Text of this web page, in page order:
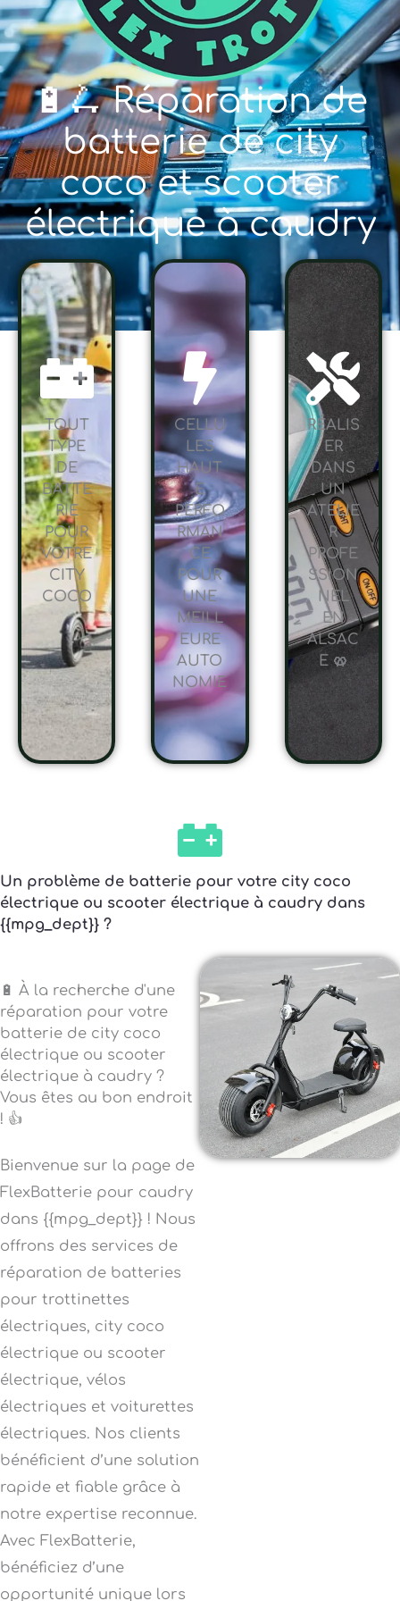
🔋🛴 Réparation de
batterie de city
coco et scooter
électrique à caudry
TOUT
TYPE
DE
BATTE
RIE
POUR
VOTRE
CITY
COCO
CELLU
LES
HAUT
E
PERFO
RMAN
CE
POUR
UNE
MEILL
EURE
AUTO
NOMIE
RÉALIS
ER
DANS
UN
ATELIE
R
PROFE
SSION
NEL
EN
ALSAC
E 🥨
Un problème de batterie pour votre city coco
électrique ou scooter électrique à caudry dans
{{mpg_dept}} ?
🔋 À la recherche d'une
réparation pour votre
batterie de city coco
électrique ou scooter
électrique à caudry ?
Vous êtes au bon endroit
! 👍
Bienvenue sur la page de
FlexBatterie pour caudry
dans {{mpg_dept}} ! Nous
offrons des services de
réparation de batteries
pour trottinettes
électriques, city coco
électrique ou scooter
électrique, vélos
électriques et voiturettes
électriques. Nos clients
bénéficient d’une solution
rapide et fiable grâce à
notre expertise reconnue.
Avec FlexBatterie,
bénéficiez d’une
opportunité unique lors